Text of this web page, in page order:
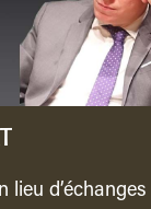
lieu